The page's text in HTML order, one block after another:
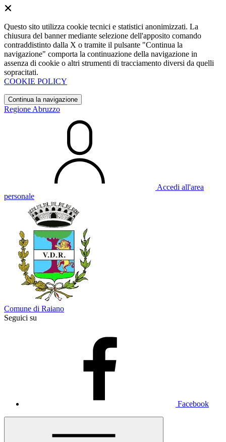
Questo sito utilizza cookie tecnici e statistici anonimizzati. La
chiusura del banner mediante selezione dell'apposito comando
contraddistinto dalla X o tramite il pulsante "Continua la
navigazione" comporta la continuazione della navigazione in
assenza di cookie o altri strumenti di tracciamento diversi da quelli
sopracitati.
COOKIE POLICY
Continua la navigazione
Regione Abruzzo
Accedi all'area
personale
Comune di Raiano
Seguici su
Facebook